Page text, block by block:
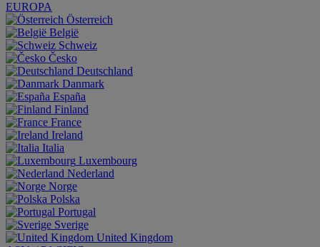
EUROPA
Österreich
België
Schweiz
Česko
Deutschland
Danmark
España
Finland
France
Ireland
Italia
Luxembourg
Nederland
Norge
Polska
Portugal
Sverige
United Kingdom